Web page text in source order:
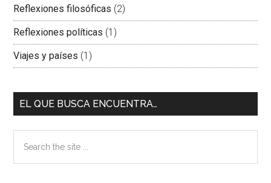
Reflexiones filosóficas (2)
Reflexiones políticas (1)
Viajes y países (1)
EL QUE BUSCA ENCUENTRA…
the